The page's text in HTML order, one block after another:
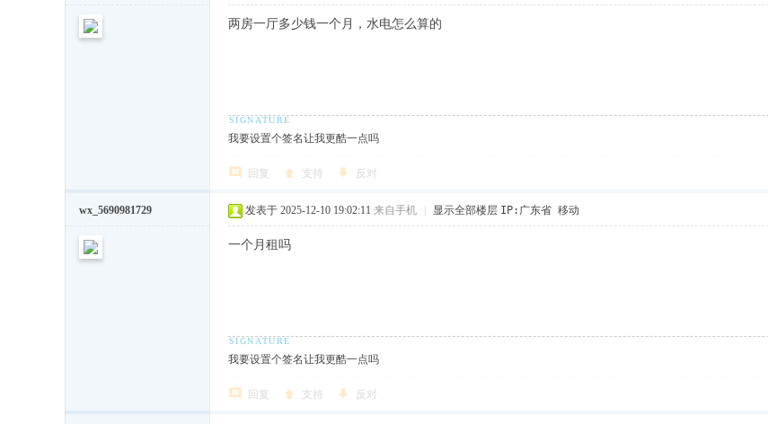
两房一厅多少钱一个月，水电怎么算的
我要设置个签名让我更酷一点吗
回复 支持 反对
wx_5690981729 发表于 2025-12-10 19:02:11 来自手机 显示全部楼层 IP:广东省 移动
一个月租吗
我要设置个签名让我更酷一点吗
回复 支持 反对